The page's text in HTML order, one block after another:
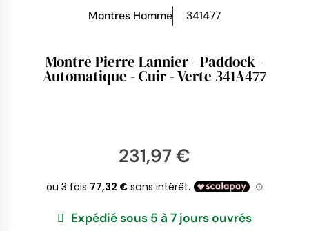
Montres Homme 341477
Montre Pierre Lannier - Paddock -
Automatique - Cuir - Verte 341A477
231,97 €
Expédié sous 5 à 7 jours ouvrés